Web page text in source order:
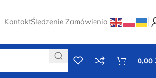
KontaktŚledzenie Zamówienia
0,00